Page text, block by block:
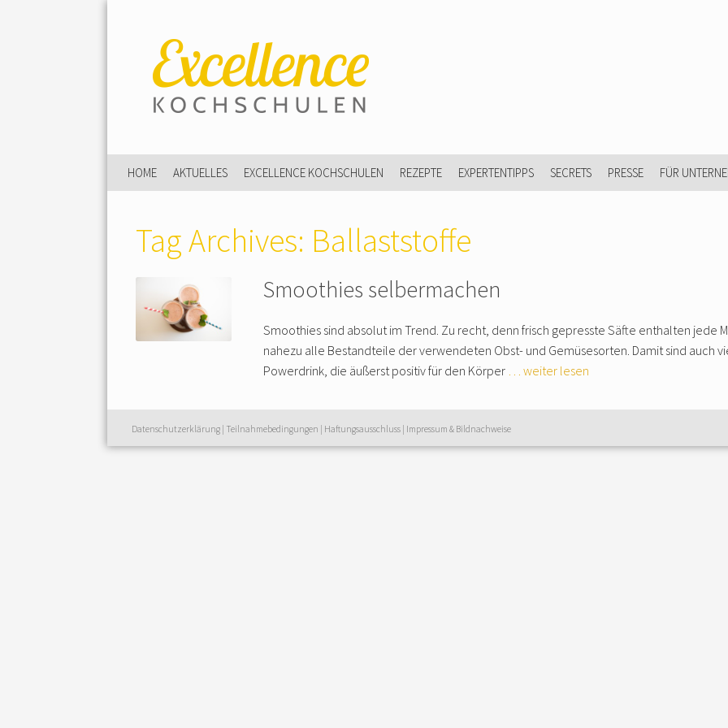
HOME AKTUELLES EXCELLENCE KOCHSCHULEN REZEPTE EXPERTENTIPPS SECRETS PRESSE FÜR
Tag Archives: Ballaststoffe
Smoothies selbermachen
Smoothies sind absolut im Trend. Zu recht, denn frisch gepresste Säfte enthalten jede
nahezu alle Bestandteile der verwendeten Obst- und Gemüsesorten. Damit sind auch
Powerdrink, die äußerst positiv für den Körper
… weiter lesen
Datenschutzerklärung | Teilnahmebedingungen | Haftungsausschluss | Impressum & Bildnachweise